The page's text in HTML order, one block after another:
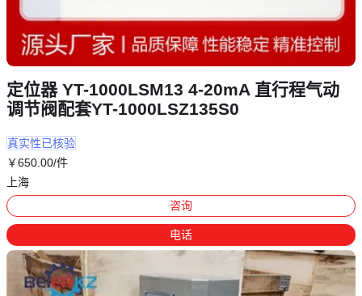
定位器 YT-1000LSM13 4-20mA 直行程气动
调节阀配套YT-1000LSZ135S0
真实性已核验
￥650 .00/件
上海
咨询
电话